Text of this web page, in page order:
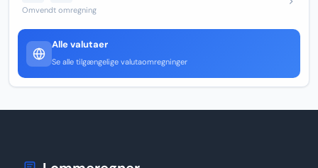
Omvendt omregning
Alle valutaer
Se alle tilgængelige valutaomregninger